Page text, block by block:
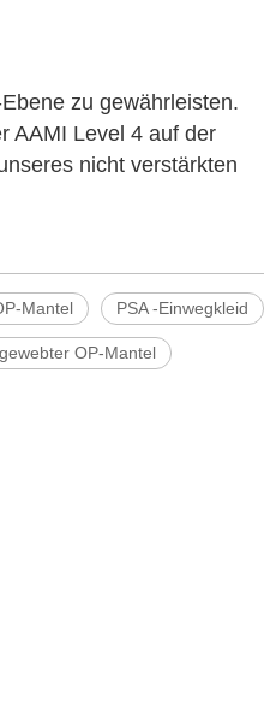
zu gewährleisten.
AAMI Level 4 auf der
nicht verstärkten
Mantel PSA -Einwegkleid
OP-Mantel